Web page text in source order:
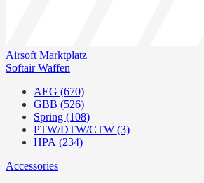
Airsoft Marktplatz
Softair Waffen
AEG (670)
GBB (526)
Spring (108)
PTW/DTW/CTW (3)
HPA (234)
Accessories